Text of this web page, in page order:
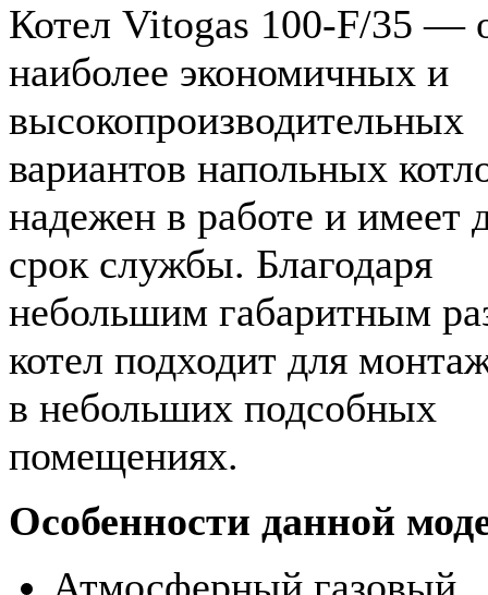
Котел Vitogas 100-F/35 —
наиболее экономичных и
высокопроизводительных
вариантов напольных
надежен в работе и имеет
срок службы. Благодаря
небольшим габаритным
котел подходит для
в небольших подсобных
помещениях.
Особенности данной